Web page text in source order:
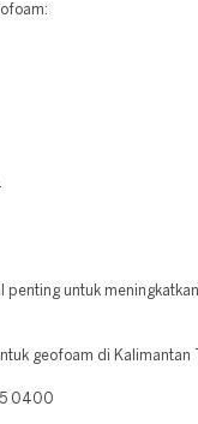
penting untuk
geofoam di Kalimantan
0400